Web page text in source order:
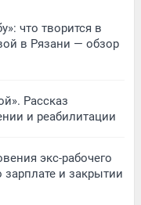
что творится в
в Рязани — обзор
Рассказ
и реабилитации
экс-рабочего
и закрытии